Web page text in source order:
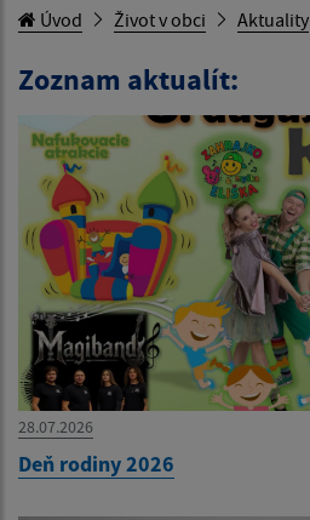
Úvod Život v obci Aktuality
Zoznam aktualít:
28.07.2026
Deň rodiny 2026